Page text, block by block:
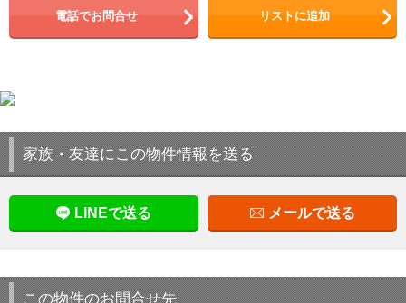
電話でお問合せ リストに追加
家族・友達にこの物件情報を送る
LINEで送る メールで送る
この物件のお問合せ先